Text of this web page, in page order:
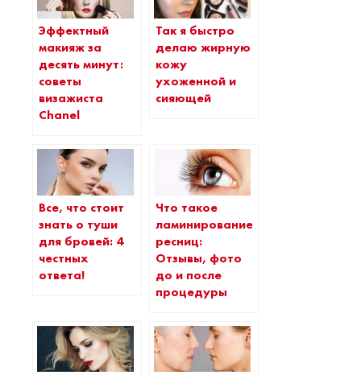
Эффектный
макияж за
десять минут:
советы
визажиста
Chanel
Так я быстро
делаю жирную
кожу
ухоженной и
сияющей
Все, что стоит
знать о туши
для бровей: 4
честных
ответа!
Что такое
ламинирование
ресниц:
Отзывы, фото
до и после
процедуры